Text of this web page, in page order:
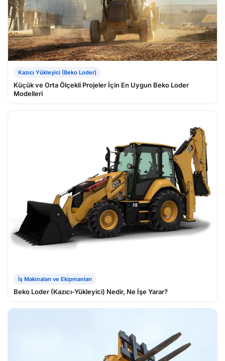
Kazıcı Yükleyici (Beko Loder)
Küçük ve Orta Ölçekli Projeler İçin En Uygun Beko Loder
Modelleri
İş Makinaları ve Ekipmanları
Beko Loder (Kazıcı-Yükleyici) Nedir, Ne İşe Yarar?